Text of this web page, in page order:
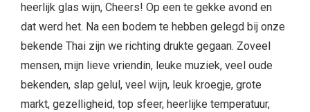
heerlijk glas wijn, Cheers! Op een te gekke avond en
dat werd het. Na een bodem te hebben gelegd bij onze
bekende Thai zijn we richting drukte gegaan. Zoveel
mensen, mijn lieve vriendin, leuke muziek, veel oude
bekenden, slap gelul, veel wijn, leuk kroegje, grote
markt, gezelligheid, top sfeer, heerlijke temperatuur,